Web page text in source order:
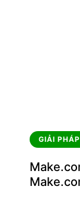
GIẢI
n8n là
n8n cho